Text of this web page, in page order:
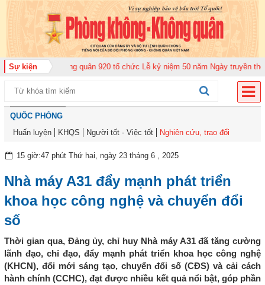
Sự kiện
đoàn Không quân 920 tổ chức Lễ kỷ niệm 50 năm Ngày truyền thống
QUỐC PHÒNG
Huấn luyện
KHQS Người tốt - Việc tốt Nghiên cứu, trao đổi
15 giờ:47 phút Thứ hai, ngày 23 tháng 6 , 2025
Nhà máy A31 đẩy mạnh phát triển
khoa học công nghệ và chuyển đổi
số
Thời gian qua, Đảng ủy, chỉ huy Nhà máy A31 đã tăng cường
lãnh đạo, chỉ đạo, đẩy mạnh phát triển khoa học công nghệ
(KHCN), đổi mới sáng tạo, chuyển đổi số (CĐS) và cải cách
hành chính (CCHC), đạt được nhiều kết quả nổi bật, góp phần